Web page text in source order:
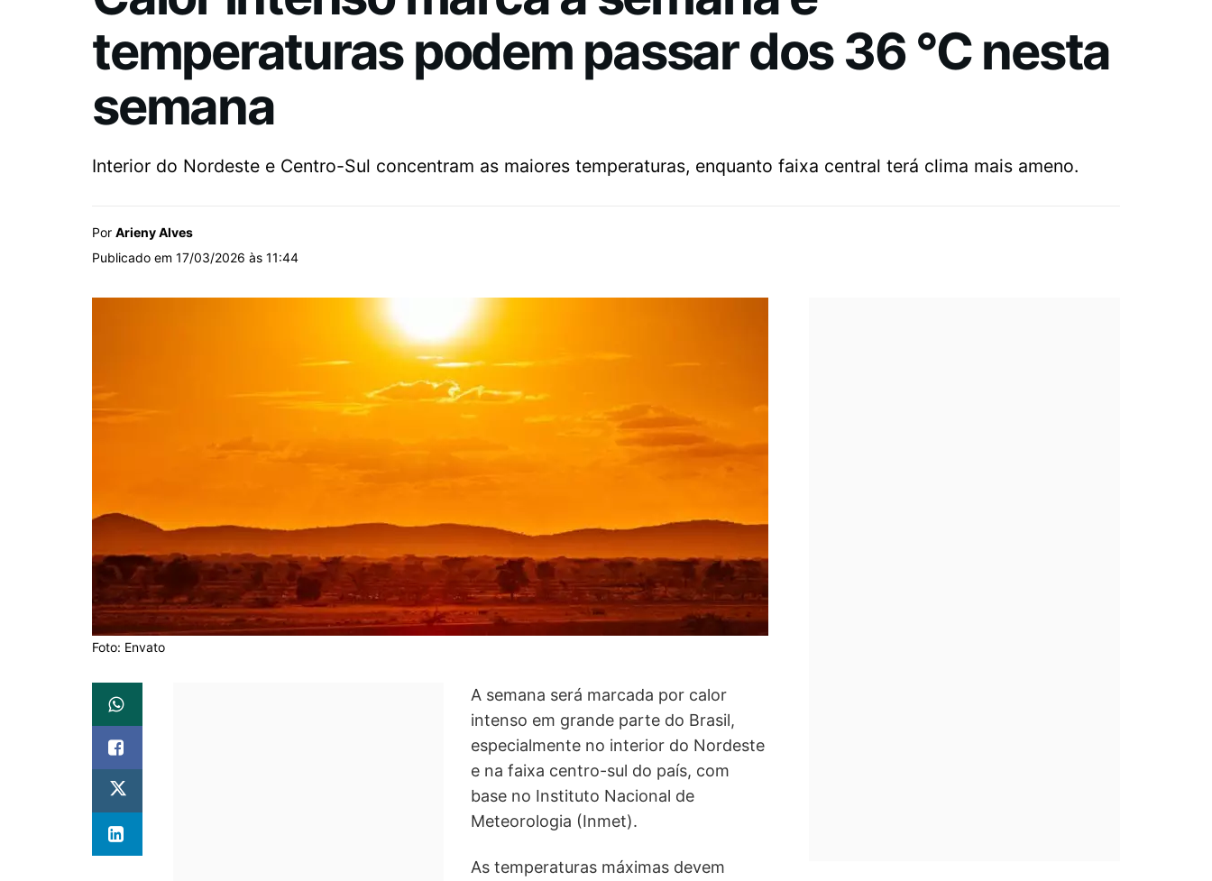
temperaturas podem passar dos 36 °C nesta
semana
Interior do Nordeste e Centro-Sul concentram as maiores temperaturas, enquanto faixa central terá clima mais ameno.
Por Arieny Alves
Publicado em 17/03/2026 às 11:44
Foto: Envato
A semana será marcada por calor
intenso em grande parte do Brasil,
especialmente no interior do Nordeste
e na faixa centro-sul do país, com
base no Instituto Nacional de
Meteorologia (Inmet).
As temperaturas máximas devem